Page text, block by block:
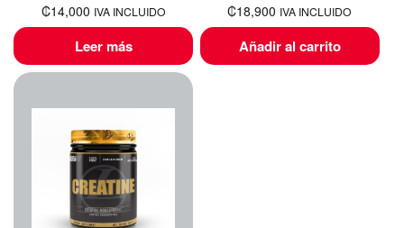
₡14,000 IVA INCLUIDO
Leer más
₡18,900 IVA INCLUIDO
Añadir al carrito